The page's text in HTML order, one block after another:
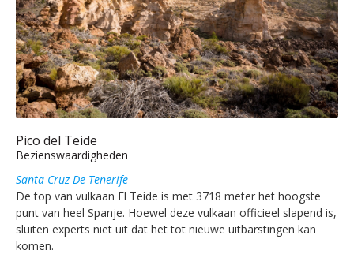
Pico del Teide
Bezienswaardigheden
Santa Cruz De Tenerife
De top van vulkaan El Teide is met 3718 meter het hoogste
punt van heel Spanje. Hoewel deze vulkaan officieel slapend is,
sluiten experts niet uit dat het tot nieuwe uitbarstingen kan
komen.